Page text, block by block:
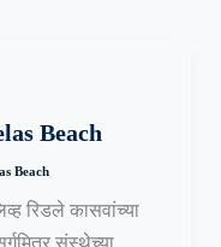
Beach
Beach
रिडले कासवांच्या
संस्थेच्या